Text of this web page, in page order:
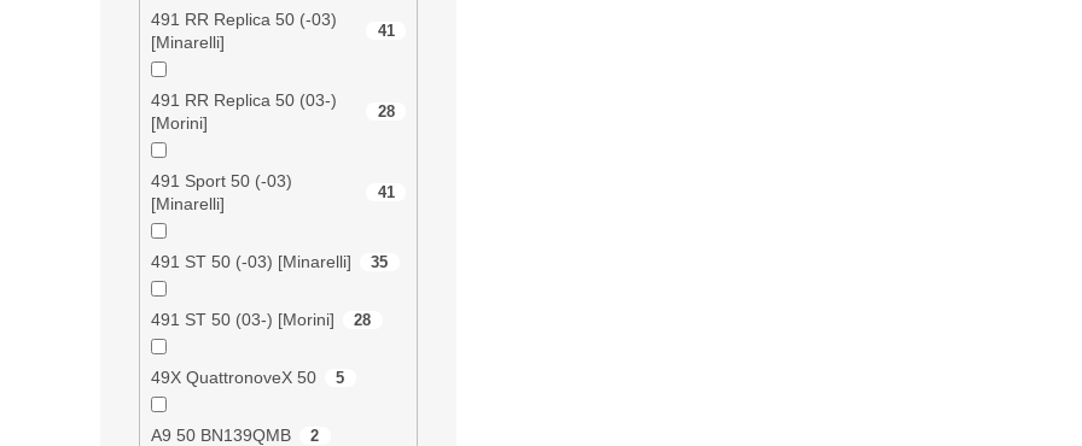
491 RR Replica 50 (-03)
[Minarelli]
41
491 RR Replica 50 (03-)
[Morini]
28
491 Sport 50 (-03)
[Minarelli]
41
491 ST 50 (-03) [Minarelli] 35
491 ST 50 (03-) [Morini] 28
49X QuattronoveX 50 5
A9 50 BN139QMB 2